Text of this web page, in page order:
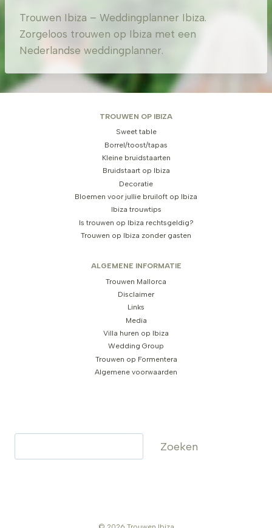
Trouwen Ibiza – Weddingplanner Ibiza.
Zorgeloos trouwen op Ibiza met een
Nederlandse weddingplanner.
TROUWEN OP IBIZA
Sweet table
Borrel/toost/tapas
Kleine bruidstaarten
Bruidstaart op Ibiza
Decoratie
Bloemen voor jullie bruiloft op Ibiza
Ibiza trouwtips
Is trouwen op Ibiza rechtsgeldig?
Trouwen op Ibiza zonder gasten
ALGEMENE INFORMATIE
Trouwen Mallorca
Disclaimer
Links
Media
Villa huren op Ibiza
Wedding Group
Trouwen op Formentera
Algemene voorwaarden
Zoeken